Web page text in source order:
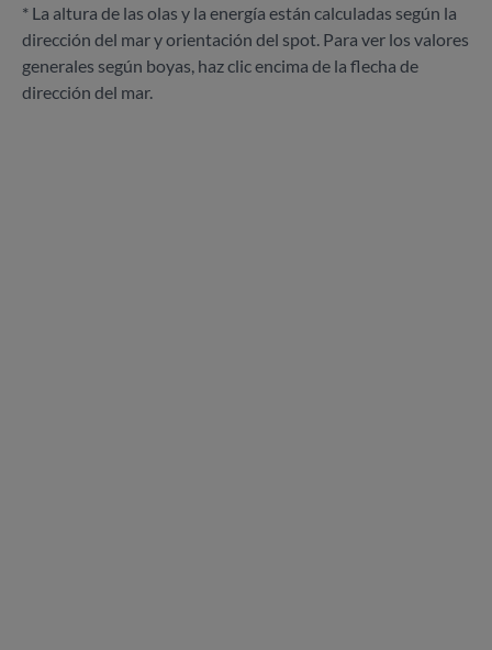
* La altura de las olas y la energía están calculadas según la
dirección del mar y orientación del spot. Para ver los valores
generales según boyas, haz clic encima de la flecha de
dirección del mar.